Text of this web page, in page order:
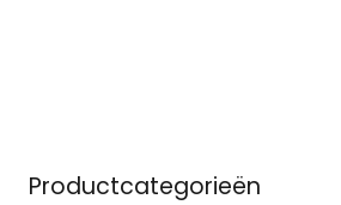
Productcategorieën